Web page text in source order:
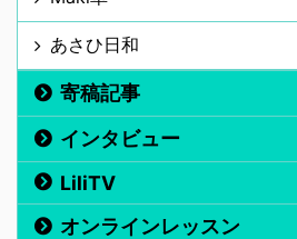
あさひ日和
寄稿記事
インタビュー
LiliTV
オンラインレッスン